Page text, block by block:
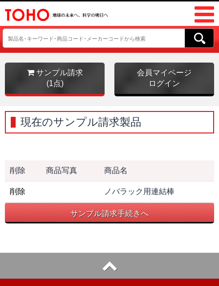
サンプル請求
(1点)
会員マイページ
ログイン
現在のサンプル請求製品
削除 商品写真 商品名
削除 ノバラック用連結棒
サンプル請求手続きへ